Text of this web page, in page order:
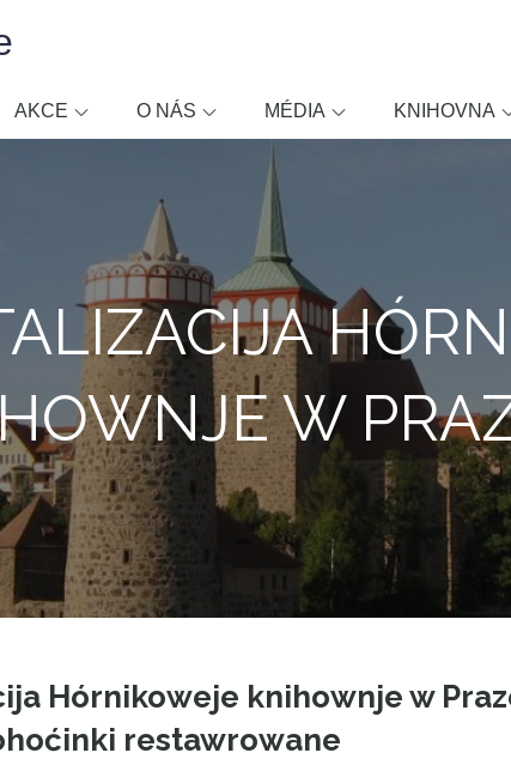
AKCE O NÁS MÉDIA KNIHOVNA
W
Hórnikoweje knihownje w
restawrowane